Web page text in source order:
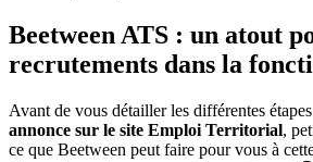
Beetween ATS : un atout
recrutements dans la
Avant de vous détailler les différentes
annonce sur le site Emploi Territorial,
ce que Beetween peut faire pour vous à